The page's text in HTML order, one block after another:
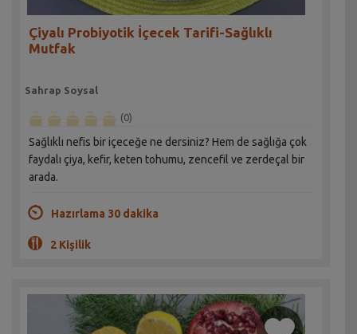
Çiyalı Probiyotik İçecek Tarifi-Sağlıklı
Mutfak
Sahrap Soysal
(0)
Sağlıklı nefis bir içeceğe ne dersiniz? Hem de sağlığa çok
faydalı çiya, kefir, keten tohumu, zencefil ve zerdeçal bir
arada.
Hazırlama 30 dakika
2 Kişilik